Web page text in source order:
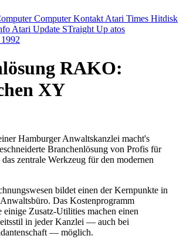
Computer Kontakt Atari Times Hitdisk
Atari Update STraight Up atos
RAKO:
XY
Hamburger Anwaltskanzlei macht's
Branchenlösung von Profis für
zentrale Werkzeug für den modernen
bildet einen der Kernpunkte in
Das Kostenprogramm
Zusatz-Utilities machen einen
in jeder Kanzlei — auch bei
— möglich.